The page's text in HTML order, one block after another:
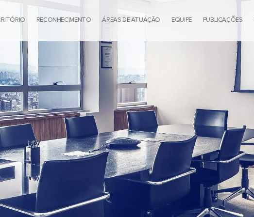
RECONHECIMENTO ÁREAS DE ATUAÇÃO EQUIPE PUBLICAÇÕES